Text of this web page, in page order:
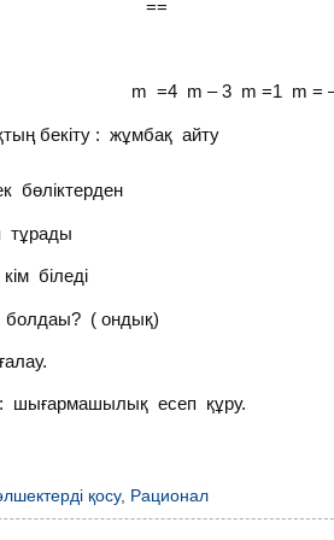
==
m – 3 m =1 m = —
бекіту : жұмбақ айту
бөліктерден
тұрады
біледі
( ондық)
шығармашылық есеп құру.
қосу, Рационал